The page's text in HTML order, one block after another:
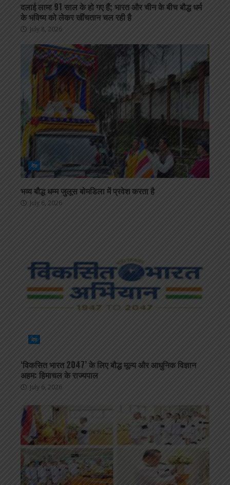
दलाई लामा 91 साल के हो गए हैं; भारत और चीन के बीच बौद्ध धर्म
के भविष्य को लेकर खींचतान चल रही है
July 8, 2026
देश
भव्य बौद्ध धम्म जुलूस बोमडिला में प्रवेश करता है
July 6, 2026
देश
‘विकसित भारत 2047’ के लिए बौद्ध मूल्य और आधुनिक विज्ञान
अहम: हिमाचल के राज्यपाल
July 6, 2026